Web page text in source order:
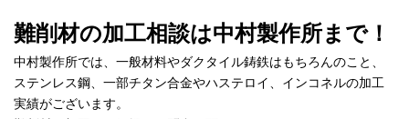
難削材の加工相談は中村製作所まで！
中村製作所では、一般材料やダクタイル鋳鉄はもちろんのこと、
ステンレス鋼、一部チタン合金やハステロイ、インコネルの加工
実績がございます。